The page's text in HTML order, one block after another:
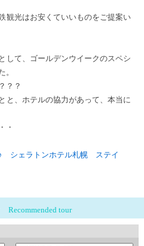
観光はお安くていいものをご提案い
して、ゴールデンウイークのスペシ
。
？？
と、ホテルの協力があって、本当に
・
シェラトンホテル札幌 ステイ
Recommended tour